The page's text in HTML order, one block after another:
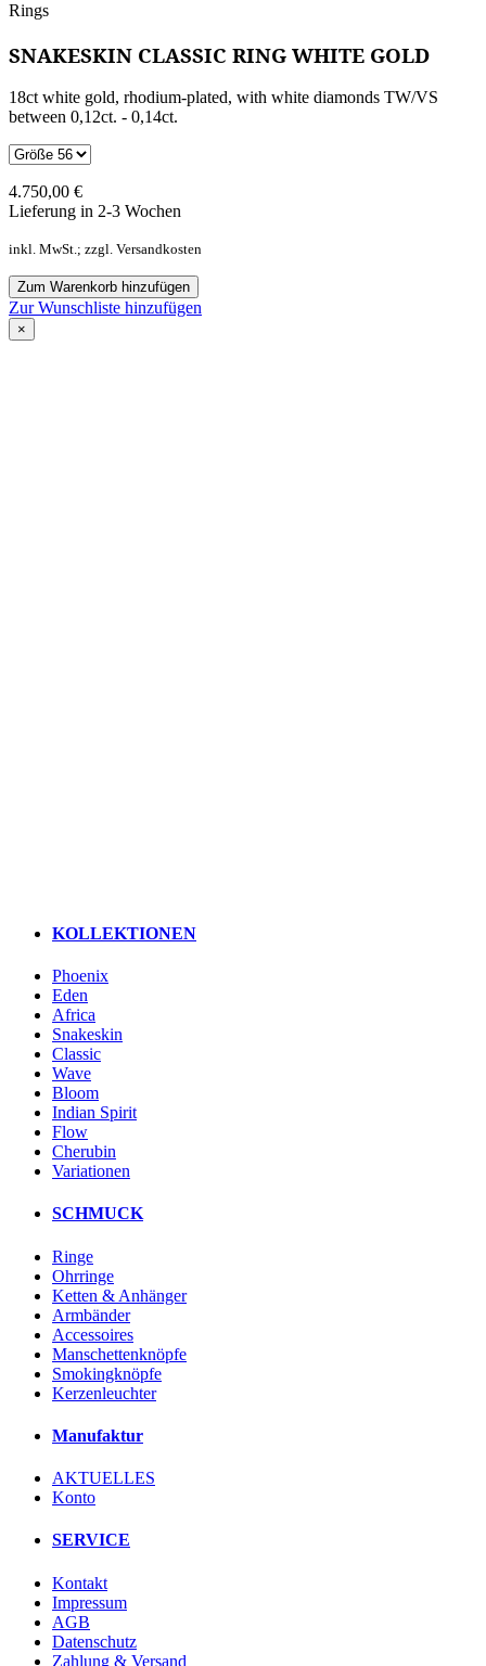
Rings
SNAKESKIN CLASSIC RING WHITE GOLD
18ct white gold, rhodium-plated, with white diamonds TW/VS
between 0,12ct. - 0,14ct.
4.750,00 €
Lieferung in 2-3 Wochen
inkl. MwSt.; zzgl. Versandkosten
Zum Warenkorb hinzufügen
Zur Wunschliste hinzufügen
×
KOLLEKTIONEN
Phoenix
Eden
Africa
Snakeskin
Classic
Wave
Bloom
Indian Spirit
Flow
Cherubin
Variationen
SCHMUCK
Ringe
Ohrringe
Ketten & Anhänger
Armbänder
Accessoires
Manschettenknöpfe
Smokingknöpfe
Kerzenleuchter
Manufaktur
AKTUELLES
Konto
SERVICE
Kontakt
Impressum
AGB
Datenschutz
Zahlung & Versand